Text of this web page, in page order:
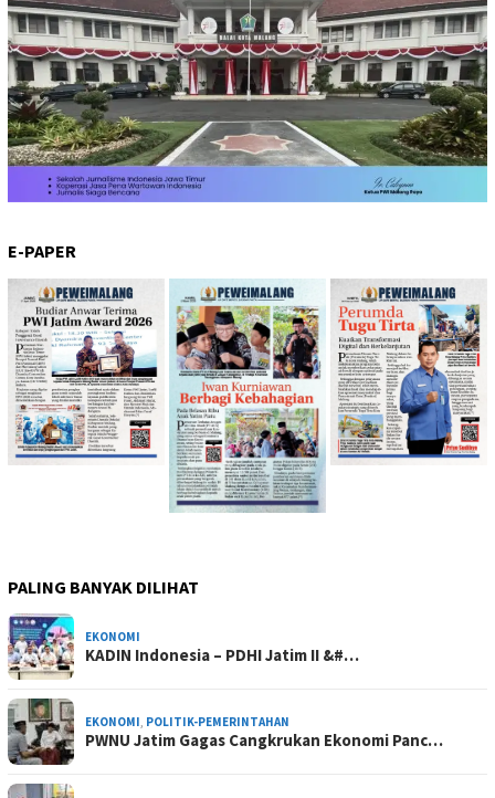
E-PAPER
PALING BANYAK DILIHAT
EKONOMI
KADIN Indonesia – PDHI Jatim II &#…
EKONOMI, POLITIK-PEMERINTAHAN
PWNU Jatim Gagas Cangkrukan Ekonomi Panc…